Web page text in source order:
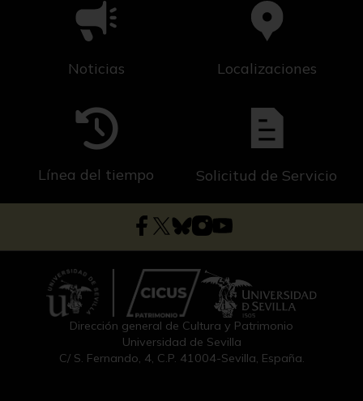
Noticias Localizaciones
Línea del tiempo Solicitud de Servicio
Dirección general de Cultura y Patrimonio
Universidad de Sevilla
C/ S. Fernando, 4, C.P. 41004-Sevilla, España.